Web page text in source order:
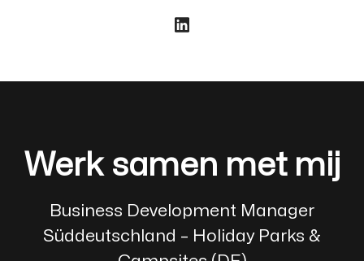
Werk samen met mij
Business Development Manager
Süddeutschland – Holiday Parks &